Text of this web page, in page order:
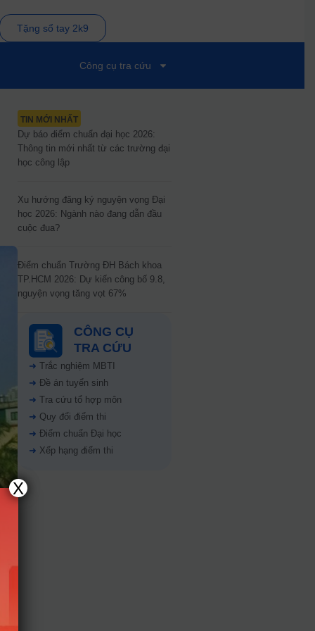
Tặng sổ tay 2k9
Công cụ tra cứu
TIN MỚI NHẤT
Dự báo điểm chuẩn đại học 2026:
Thông tin mới nhất từ các trường đại
học công lập
Xu hướng đăng ký nguyện vọng Đại
học 2026: Ngành nào đang dẫn đầu
cuộc đua?
Điểm chuẩn Trường ĐH Bách khoa
TP.HCM 2026: Dự kiến công bố 9.8,
nguyện vọng tăng vọt 67%
CÔNG CỤ
TRA CỨU
➜ Trắc nghiệm MBTI
➜ Đề án tuyển sinh
➜ Tra cứu tổ hợp môn
➜ Quy đổi điểm thi
➜ Điểm chuẩn Đại học
➜ Xếp hạng điểm thi
X